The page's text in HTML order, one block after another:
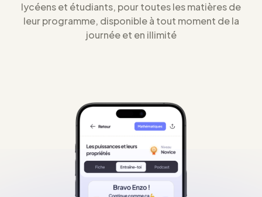
lycéens et étudiants, pour toutes les matières de
leur programme, disponible à tout moment de la
journée et en illimité